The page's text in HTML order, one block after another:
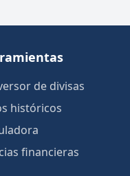
de divisas
históricos
financieras